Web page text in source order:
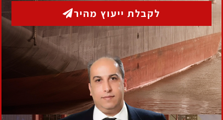
לקבלת ייעוץ ראשוני ללא התחייבות
מלאו את הפרטים הבאים ואנו נחזור אליכם בהקדם
תגיות